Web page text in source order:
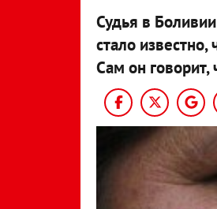
Судья в
стало
Сам он говорит,